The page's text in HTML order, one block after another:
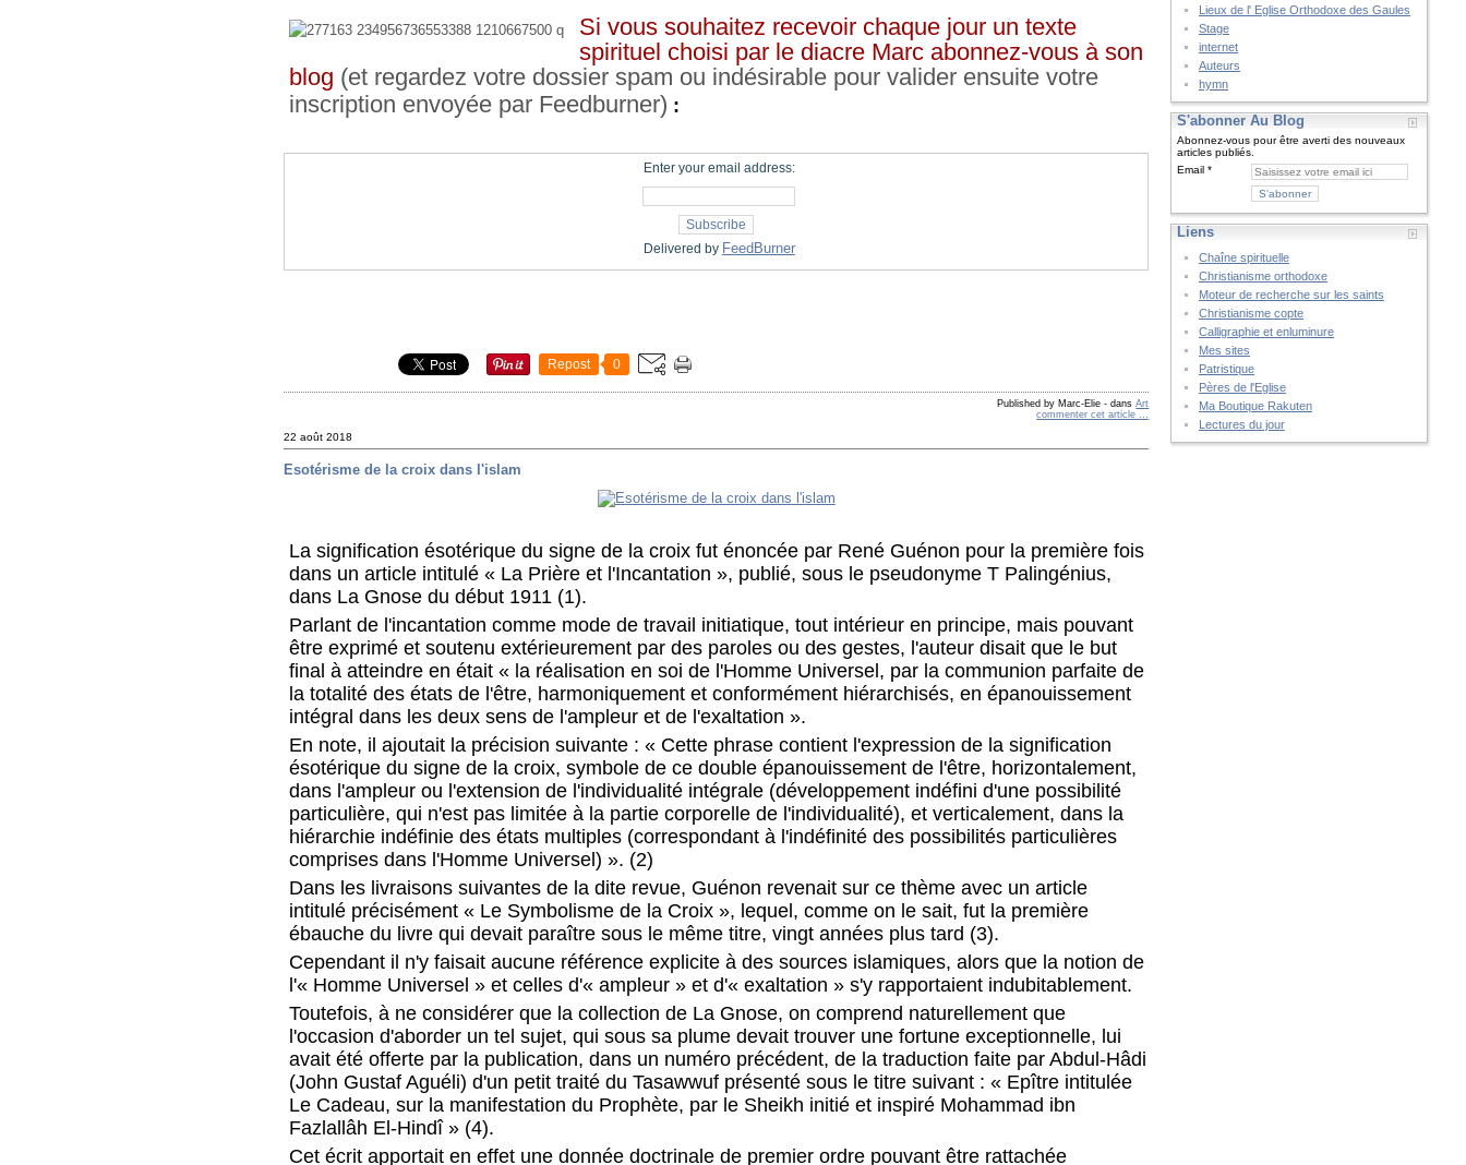
Si vous souhaitez recevoir chaque jour un texte
spirituel choisi par le diacre Marc abonnez-vous à son
blog (et regardez votre dossier spam ou indésirable pour valider ensuite votre
inscription envoyée par Feedburner) :
Enter your email address:
Delivered by FeedBurner
Repost 0
Published by Marc-Elie - dansArt
commenter cet article …
22 août 2018
Esotérisme de la croix dans l'islam
La signification ésotérique du signe de la croix fut énoncée par René Guénon pour la première fois
dans un article intitulé « La Prière et l'Incantation », publié, sous le pseudonyme T Palingénius,
dans La Gnose du début 1911 (1).
Parlant de l'incantation comme mode de travail initiatique, tout intérieur en principe, mais pouvant
être exprimé et soutenu extérieurement par des paroles ou des gestes, l'auteur disait que le but
final à atteindre en était « la réalisation en soi de l'Homme Universel, par la communion parfaite de
la totalité des états de l'être, harmoniquement et conformément hiérarchisés, en épanouissement
intégral dans les deux sens de l'ampleur et de l'exaltation ».
En note, il ajoutait la précision suivante : « Cette phrase contient l'expression de la signification
ésotérique du signe de la croix, symbole de ce double épanouissement de l'être, horizontalement,
dans l'ampleur ou l'extension de l'individualité intégrale (développement indéfini d'une possibilité
particulière, qui n'est pas limitée à la partie corporelle de l'individualité), et verticalement, dans la
hiérarchie indéfinie des états multiples (correspondant à l'indéfinité des possibilités particulières
comprises dans l'Homme Universel) ». (2)
Dans les livraisons suivantes de la dite revue, Guénon revenait sur ce thème avec un article
intitulé précisément « Le Symbolisme de la Croix », lequel, comme on le sait, fut la première
ébauche du livre qui devait paraître sous le même titre, vingt années plus tard (3).
Cependant il n'y faisait aucune référence explicite à des sources islamiques, alors que la notion de
l'« Homme Universel » et celles d'« ampleur » et d'« exaltation » s'y rapportaient indubitablement.
Toutefois, à ne considérer que la collection de La Gnose, on comprend naturellement que
l'occasion d'aborder un tel sujet, qui sous sa plume devait trouver une fortune exceptionnelle, lui
avait été offerte par la publication, dans un numéro précédent, de la traduction faite par Abdul-Hâdi
(John Gustaf Aguéli) d'un petit traité du Tasawwuf présenté sous le titre suivant : « Epître intitulée
Le Cadeau, sur la manifestation du Prophète, par le Sheikh initié et inspiré Mohammad ibn
Fazlallâh El-Hindî » (4).
Cet écrit apportait en effet une donnée doctrinale de premier ordre pouvant être rattachée
Lieux de l' Eglise Orthodoxe des Gaules
Stage
internet
Auteurs
hymn
S'abonner Au Blog
Abonnez-vous pour être averti des nouveaux
articles publiés.
Email
Liens
Chaîne spirituelle
Christianisme orthodoxe
Moteur de recherche sur les saints
Christianisme copte
Calligraphie et enluminure
Mes sites
Patristique
Pères de l'Eglise
Ma Boutique Rakuten
Lectures du jour